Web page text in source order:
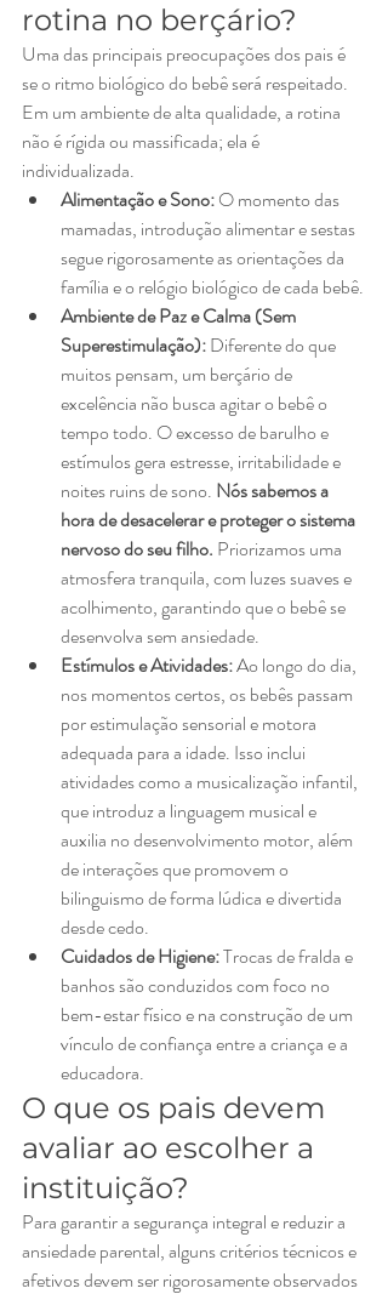
rotina no berçário?
Uma das principais preocupações dos pais é
se o ritmo biológico do bebê será respeitado.
Em um ambiente de alta qualidade, a rotina
não é rígida ou massificada; ela é
individualizada.
Alimentação e Sono: O momento das
mamadas, introdução alimentar e sestas
segue rigorosamente as orientações da
família e o relógio biológico de cada bebê.
Ambiente de Paz e Calma (Sem
Superestimulação): Diferente do que
muitos pensam, um berçário de
excelência não busca agitar o bebê o
tempo todo. O excesso de barulho e
estímulos gera estresse, irritabilidade e
noites ruins de sono. Nós sabemos a
hora de desacelerar e proteger o sistema
nervoso do seu filho. Priorizamos uma
atmosfera tranquila, com luzes suaves e
acolhimento, garantindo que o bebê se
desenvolva sem ansiedade.
Estímulos e Atividades: Ao longo do dia,
nos momentos certos, os bebês passam
por estimulação sensorial e motora
adequada para a idade. Isso inclui
atividades como a musicalização infantil,
que introduz a linguagem musical e
auxilia no desenvolvimento motor, além
de interações que promovem o
bilinguismo de forma lúdica e divertida
desde cedo.
Cuidados de Higiene: Trocas de fralda e
banhos são conduzidos com foco no
bem-estar físico e na construção de um
vínculo de confiança entre a criança e a
educadora.
O que os pais devem
avaliar ao escolher a
instituição?
Para garantir a segurança integral e reduzir a
ansiedade parental, alguns critérios técnicos e
afetivos devem ser rigorosamente observados